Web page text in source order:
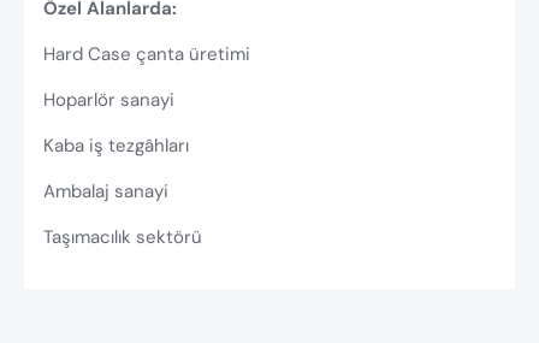
Özel Alanlarda:
Hard Case çanta üretimi
Hoparlör sanayi
Kaba iş tezgâhları
Ambalaj sanayi
Taşımacılık sektörü